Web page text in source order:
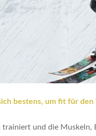
bestens, um fit für
trainiert und die